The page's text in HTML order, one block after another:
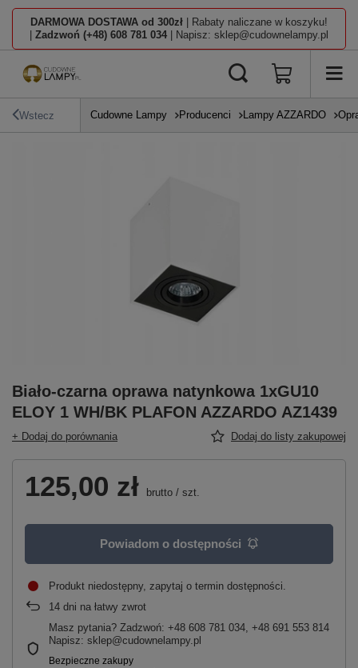
DARMOWA DOSTAWA od 300zł | Rabaty naliczane w koszyku!
Zadzwoń (+48) 608 781 034 | Napisz: sklep@cudownelampy.pl
Wstecz Cudowne Lampy Producenci Lampy AZZARDO
Biało-czarna oprawa natynkowa 1xGU10
ELOY 1 WH/BK PLAFON AZZARDO AZ1439
+ Dodaj do porównania Dodaj do listy zakupowej
125,00 zł brutto / szt.
Powiadom o dostępności
Produkt niedostępny, zapytaj o termin dostępności
14 dni na łatwy zwrot
Masz pytania? Zadzwoń: +48 608 781 034, +48 691 553 814
Napisz: sklep@cudownelampy.pl